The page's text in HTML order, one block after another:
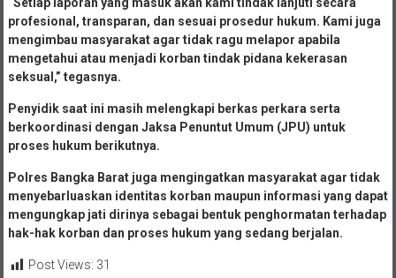
“Setiap laporan yang masuk akan kami tindak lanjuti secara
profesional, transparan, dan sesuai prosedur hukum. Kami juga
mengimbau masyarakat agar tidak ragu melapor apabila
mengetahui atau menjadi korban tindak pidana kekerasan
seksual,” tegasnya.
Penyidik saat ini masih melengkapi berkas perkara serta
berkoordinasi dengan Jaksa Penuntut Umum (JPU) untuk
proses hukum berikutnya.
Polres Bangka Barat juga mengingatkan masyarakat agar tidak
menyebarluaskan identitas korban maupun informasi yang dapat
mengungkap jati dirinya sebagai bentuk penghormatan terhadap
hak-hak korban dan proses hukum yang sedang berjalan.
Post Views: 31